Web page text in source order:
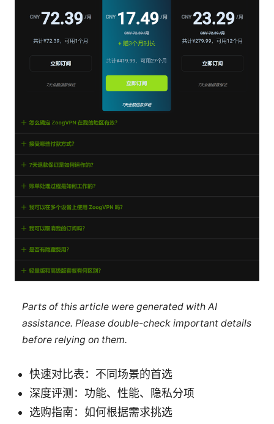
Parts of this article were generated with AI
assistance. Please double-check important details
before relying on them.
快速对比表：不同场景的首选
深度评测：功能、性能、隐私分项
选购指南：如何根据需求挑选